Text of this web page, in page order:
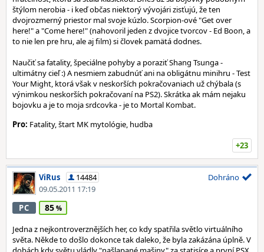
štýlom nerobia - i keď občas niektorý vývojári zisťujú, že ten
dvojrozmerný priestor mal svoje kúzlo. Scorpion-ové "Get over
here!" a "Come here!" (nahovoril jeden z dvojice tvorcov - Ed Boon, a
to nie len pre hru, ale aj film) si človek pamätá dodnes.
Naučiť sa fatality, špeciálne pohyby a poraziť Shang Tsunga -
ultimátny cieľ :) A nesmiem zabudnúť ani na obligátnu minihru - Test
Your Might, ktorá však v neskorších pokračovaniach už chýbala (s
výnimkou neskorších pokračovaní na PS2). Skrátka ak mám nejaku
bojovku a je to moja srdcovka - je to Mortal Kombat.
Pro: Fatality, štart MK mytológie, hudba
+23
ViRus
14484
09.05.2011 17:19
Dohráno
PC 85
Jedna z nejkontroverznějších her, co kdy spatřila světlo virtuálního
světa. Někde to došlo dokonce tak daleko, že byla zakázána úplně. V